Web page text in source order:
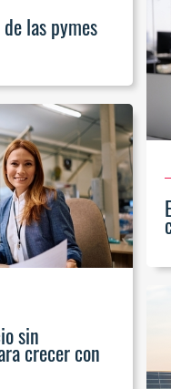
las pymes
sin
crecer con